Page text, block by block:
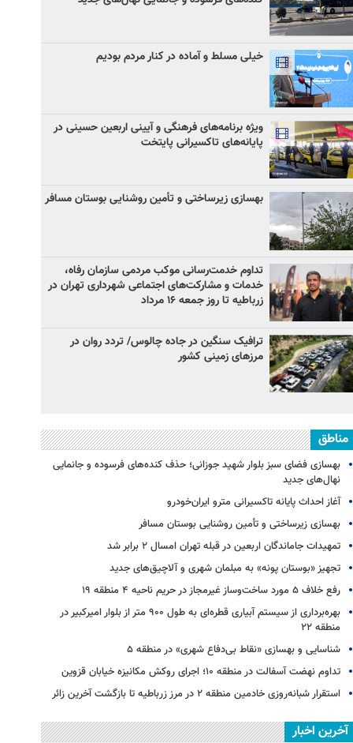
خیلی مسلط و آماده در کنار مردم بودیم
ویژه برنامه‌های فرهنگی و آیینی اربعین حسینی در
پایانه‌های تاکسیرانی پایتخت
بهسازی زیرساختی و تأمین روشنایی بوستان مسافر
تداوم خدمت‌رسانی موکب مردمی سازمان رفاه،
خدمات و مشارکت‌های اجتماعی شهرداری تهران در
زرباطیه تا روز جمعه ۱۶ مرداد
ترافیک سنگین در جاده چالوس/ تردد روان در
مرزهای زمینی کشور
مناطق
بهسازی فضای سبز بلوار شهید جوزانی؛ حذف کنده‌های فرسوده و جانمایی
نهال‌های جدید
آغاز احداث پایانه تاکسیرانی مترو ایران‌خودرو
بهسازی زیرساختی و تأمین روشنایی بوستان مسافر
تمهیدات جاماندگان اربعین در قبله تهران امسال ۲ برابر شد
تجهیز «بوستان پونه» به مبلمان شهری و آلاچیق‌های جدید
رفع خلاف ۵ مورد ساخت‌وساز غیرمجاز در حریم ناحیه ۴ منطقه ۱۹
بهره‌برداری از سیستم آبیاری قطره‌ای به طول ۹۰۰ متر از بلوار امیرکبیر در
منطقه ۲۲
شناسایی و بهسازی «نقاط بی‌دفاع شهری» در منطقه ۵
تداوم نهضت آسفالت در منطقه ۱۰؛ اجرای روکش مکانیزه خیابان قزوین
استقرار شبانه‌روزی خادمین منطقه ۲ در مرز زرباطیه تا بازگشت آخرین زائر
آخرین اخبار